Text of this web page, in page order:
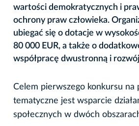
wartości demokratycznych i
ochrony praw człowieka.
ubiegać się o dotacje w
80 000 EUR, a także o
współpracę dwustronną i
Celem pierwszego konkursu na
tematyczne jest wsparcie
społecznych w dwóch